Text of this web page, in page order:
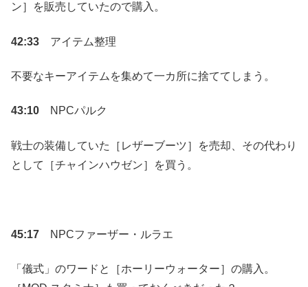
ン］を販売していたので購入。
42:33 アイテム整理
不要なキーアイテムを集めて一カ所に捨ててしまう。
43:10 NPCパルク
戦士の装備していた［レザーブーツ］を売却、その代わり
として［チャインハウゼン］を買う。
45:17 NPCファーザー・ルラエ
「儀式」のワードと［ホーリーウォーター］の購入。